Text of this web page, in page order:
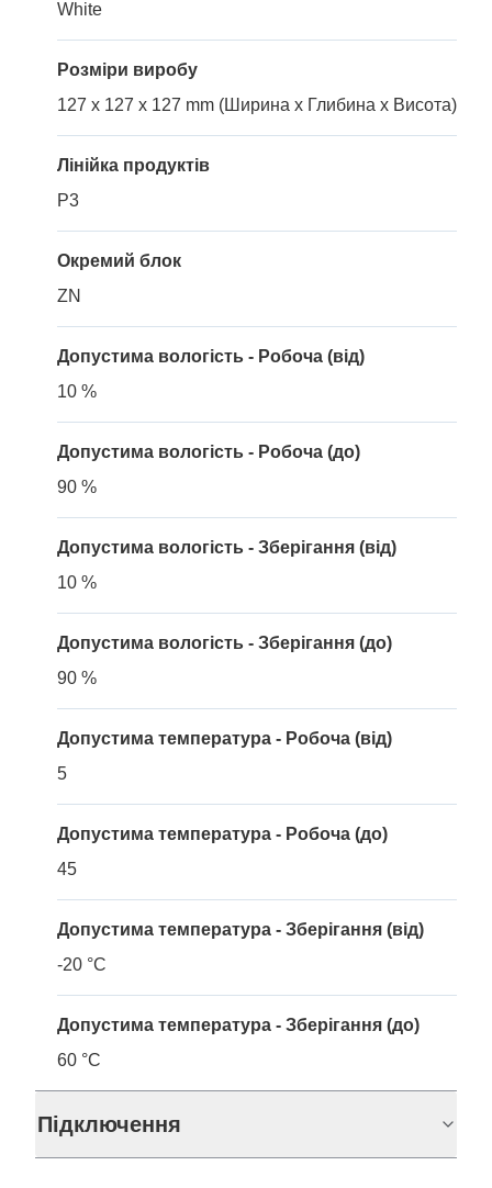
White
Розміри виробу
127 x 127 x 127 mm (Ширина x Глибина x Висота)
Лінійка продуктів
P3
Окремий блок
ZN
Допустима вологість - Робоча (від)
10 %
Допустима вологість - Робоча (до)
90 %
Допустима вологість - Зберігання (від)
10 %
Допустима вологість - Зберігання (до)
90 %
Допустима температура - Робоча (від)
5
Допустима температура - Робоча (до)
45
Допустима температура - Зберігання (від)
-20 °C
Допустима температура - Зберігання (до)
60 °C
Підключення